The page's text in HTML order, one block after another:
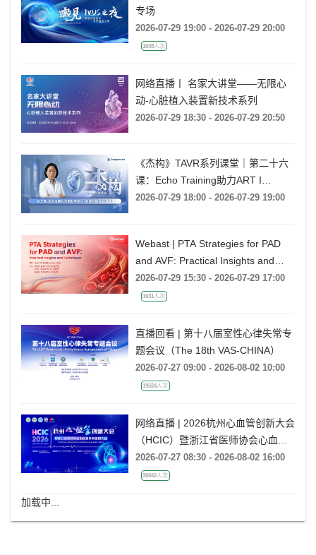
专场
2026-07-29 19:00 - 2026-07-29 20:00
1638人次
网络直播丨 名家大讲堂——无限心
动-心脏植入装置新技术系列
2026-07-29 18:30 - 2026-07-29 20:50
《杰构》TAVR系列课堂｜第二十六
课：Echo Training助力ART I
Rebecca T. Hahn教授《第二期-主动
2026-07-29 18:00 - 2026-07-29 19:00
Webast | PTA Strategies for PAD
and AVF: Practical Insights and
Techniques
2026-07-29 15:30 - 2026-07-29 17:00
1631人次
直播回看 | 第十八届室性心律失常专
题会议（The 18th VAS-CHINA）
2026-07-27 09:00 - 2026-08-02 10:00
19524人次
网络直播 | 2026杭州心血管创新大会
（HCIC）暨浙江省医师协会心血管
外科医师大会
2026-07-27 08:30 - 2026-08-02 16:00
36042人次
加载中...